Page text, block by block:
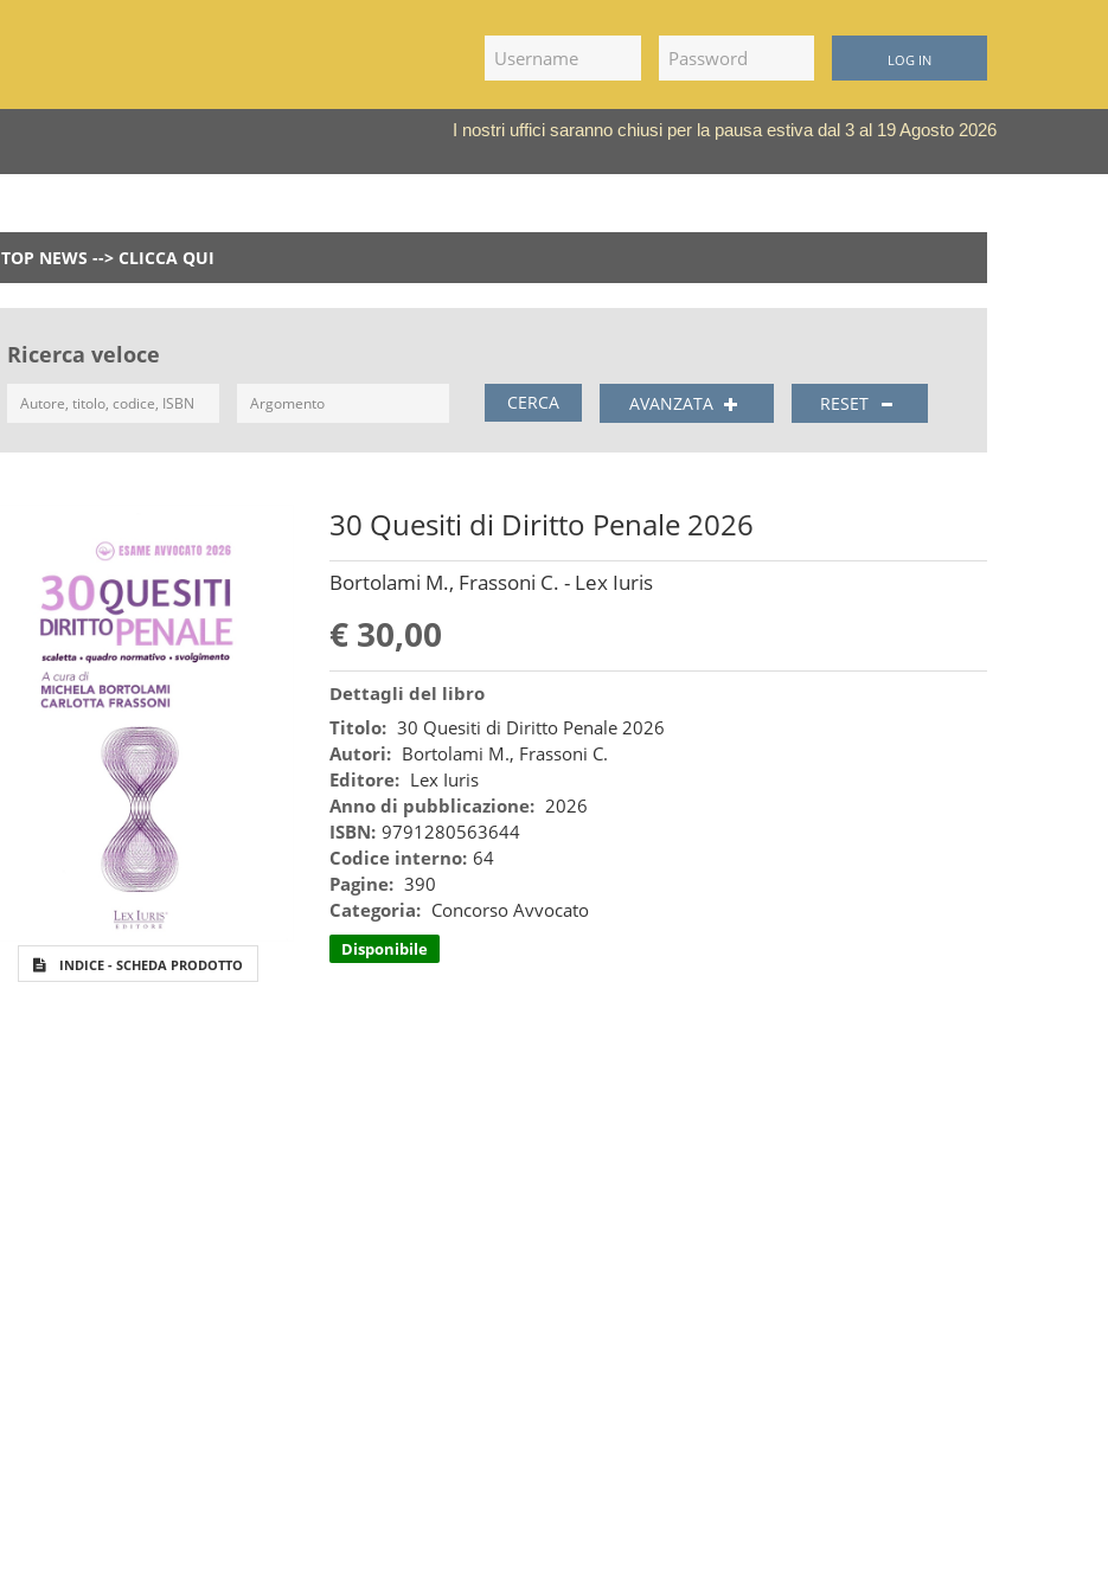
LOG IN
I nostri uffici saranno chiusi per la pausa estiva dal 3 al 19 Agosto 2026
TOP NEWS --> CLICCA QUI
Ricerca veloce
CERCA AVANZATA RESET
INDICE - SCHEDA PRODOTTO
30 Quesiti di Diritto Penale 2026
Bortolami M., Frassoni C. - Lex Iuris
€ 30,00
Dettagli del libro
Titolo: 30 Quesiti di Diritto Penale 2026
Autori: Bortolami M., Frassoni C.
Editore: Lex Iuris
Anno di pubblicazione: 2026
ISBN: 9791280563644
Codice interno: 64
Pagine: 390
Categoria: Concorso Avvocato
Disponibile